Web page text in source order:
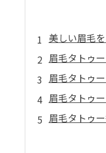
美しい眉毛
眉毛タトゥ
眉毛タトゥ
眉毛タトゥ
眉毛タトゥ